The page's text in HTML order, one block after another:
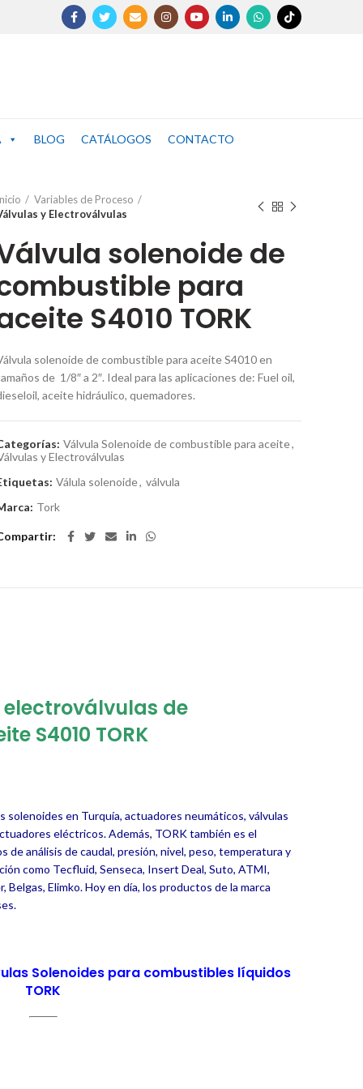
BLOG CATÁLOGOS CONTACTO
Variables de Proceso
y Electroválvulas
solenoide de
para
S4010 TORK
solenoide de combustible para aceite S4010 en
de 1/8″ a 2″. Ideal para las aplicaciones de: Fuel oil,
aceite hidráulico, quemadores.
Válvula Solenoide de combustible para aceite,
y Electroválvulas
Válula solenoide, válvula
Tork
electroválvulas de
S4010 TORK
solenoides en Turquía, actuadores neumáticos, válvulas
eléctricos. Además, TORK también es el
análisis de caudal, presión, nivel, peso, temperatura y
como Tecfluid, Senseca, Insert Deal, Suto, ATMI,
Belgas, Elimko.Hoy en día, los productos de la marca
Solenoides para combustibles líquidos
TORK